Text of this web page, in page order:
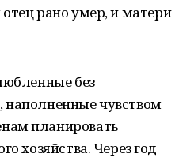
рано умер, и матери
без
наполненные чувством
планировать
хозяйства. Через год